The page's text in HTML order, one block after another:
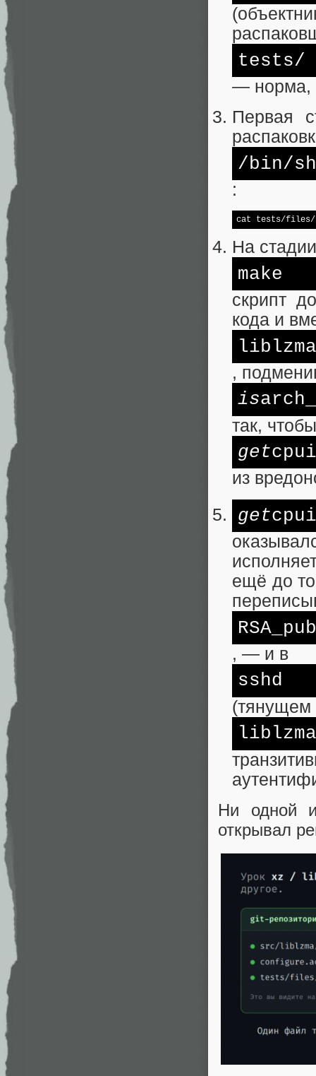
tests/
— норма,
Первая
/bin/
:
cat tests/files/
На стадии
make
скрипт
кода и
,
is
так,
get
из
get
ещё до
, — и в
sshd
(тянущем
Ни одной
открывал